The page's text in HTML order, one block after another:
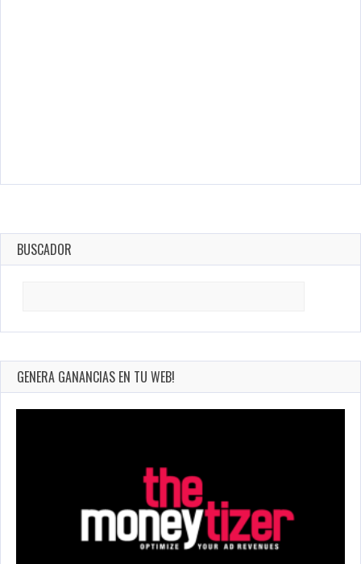
BUSCADOR
GENERA GANANCIAS EN TU WEB!